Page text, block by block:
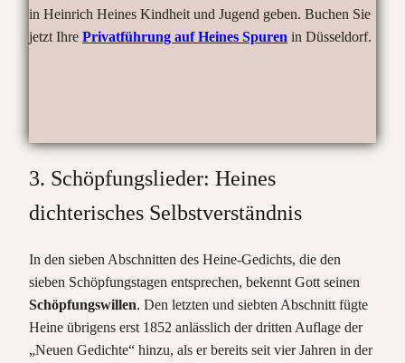
in Heinrich Heines Kindheit und Jugend geben. Buchen Sie
jetzt Ihre Privatführung auf Heines Spuren in Düsseldorf.
3. Schöpfungslieder: Heines
dichterisches Selbstverständnis
In den sieben Abschnitten des Heine-Gedichts, die den
sieben Schöpfungstagen entsprechen, bekennt Gott seinen
Schöpfungswillen. Den letzten und siebten Abschnitt fügte
Heine übrigens erst 1852 anlässlich der dritten Auflage der
„Neuen Gedichte“ hinzu, als er bereits seit vier Jahren in der